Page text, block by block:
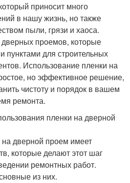
приносит много
в нашу жизнь, но также
пыли, грязи и хаоса.
дверных проемов, которые
пунктами для строительных
Использование пленки на
но эффективное решение,
чистоту и порядок в вашем
ремонта.
пленки на дверной
дверной проем имеет
которые делают этот шаг
ремонтных работ.
из них.